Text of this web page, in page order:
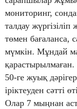
мониторинг,
талдау
төмен
мүмкін. Мұндай
50-ге жуық
іріктеуден сәтті
Олар 7 мыңнан